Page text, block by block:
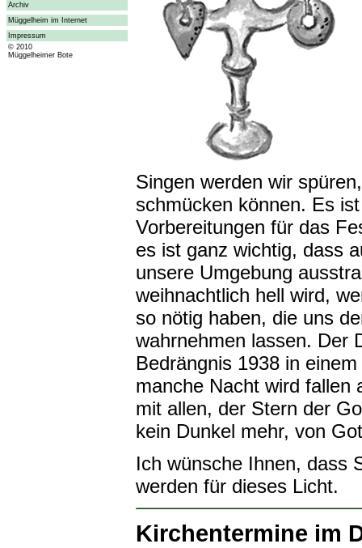
Archiv
Müggelheim im Internet
Impressum
© 2010
Müggelheimer Bote
Singen werden wir
schmücken können. Es
Vorbereitungen für das
es ist ganz wichtig, dass
unsere Umgebung
weihnachtlich hell wird,
so nötig haben, die uns
wahrnehmen lassen. Der
Bedrängnis 1938 in
manche Nacht wird fallen
mit allen, der Stern der
kein Dunkel mehr, von
Ich wünsche Ihnen, dass
werden für dieses Licht.
Kirchentermine im